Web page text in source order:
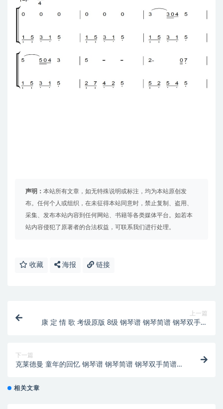
声明： 本站所有文章，如无特殊说明或标注，均为本站原创发
布。任何个人或组织，在未征得本站同意时，禁止复制、盗用、
采集、发布本站内容到任何网站、书籍等各类媒体平台。如若本
站内容侵犯了原著者的合法权益，可联系我们进行处理。
收藏 海报 链接
上一篇
康 定 情 歌 考级原版 8级 钢琴谱 钢琴简谱 钢琴双手简
下一篇
克莱德曼 童年的回忆 钢琴谱 钢琴简谱 钢琴双手简谱
相关文章